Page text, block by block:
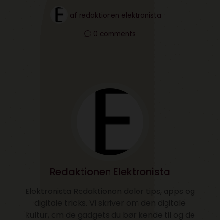
af redaktionen elektronista
0 comments
Redaktionen Elektronista